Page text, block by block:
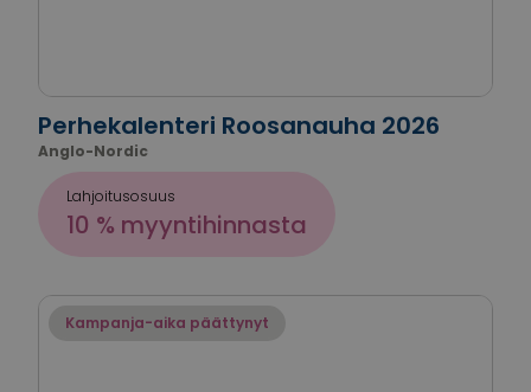
Perhekalenteri Roosanauha 2026
Anglo-Nordic
Lahjoitusosuus
10 % myyntihinnasta
Kampanja-aika päättynyt